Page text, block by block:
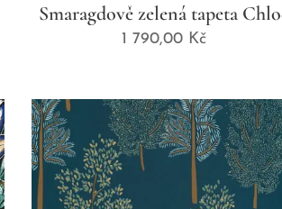
Smaragdově zelená tapeta
1 790,00Kč